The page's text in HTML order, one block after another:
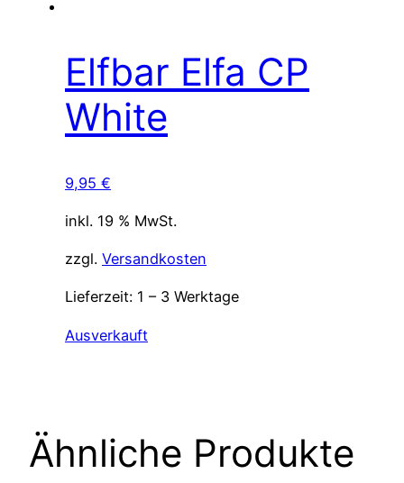
Elfbar Elfa CP
White
9,95 €
inkl. 19 % MwSt.
zzgl. Versandkosten
Lieferzeit: 1 – 3 Werktage
Ausverkauft
Ähnliche Produkte